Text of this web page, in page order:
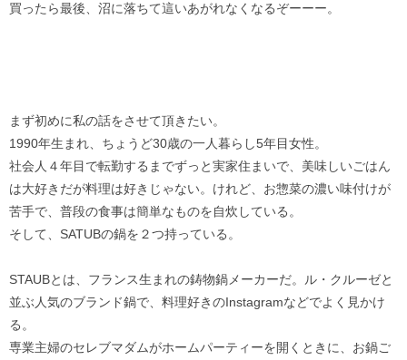
買ったら最後、沼に落ちて這いあがれなくなるぞーーー。
まず初めに私の話をさせて頂きたい。
1990年生まれ、ちょうど30歳の一人暮らし5年目女性。
社会人４年目で転勤するまでずっと実家住まいで、美味しいごはん
は大好きだが料理は好きじゃない。けれど、お惣菜の濃い味付けが
苦手で、普段の食事は簡単なものを自炊している。
そして、SATUBの鍋を２つ持っている。
STAUBとは、フランス生まれの鋳物鍋メーカーだ。ル・クルーゼと
並ぶ人気のブランド鍋で、料理好きのInstagramなどでよく見かけ
る。
専業主婦のセレブマダムがホームパーティーを開くときに、お鍋ご